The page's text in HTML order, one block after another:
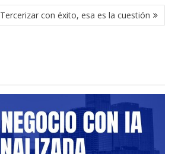
Tercerizar con éxito, esa es la cuestión